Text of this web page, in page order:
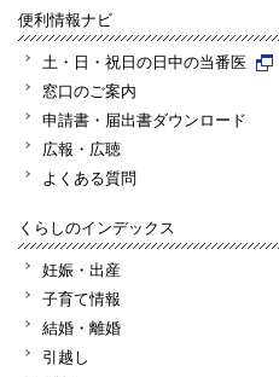
便利情報ナビ
土・日・祝日の日中の当番医
窓口のご案内
申請書・届出書ダウンロード
広報・広聴
よくある質問
くらしのインデックス
妊娠・出産
子育て情報
結婚・離婚
引越し